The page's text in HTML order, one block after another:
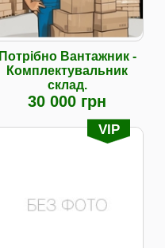
Потрібно Вантажник -
Комплектувальник
склад.
30 000 грн
VIP